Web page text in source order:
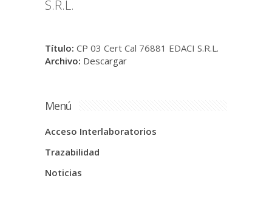
S.R.L.
Título: CP 03 Cert Cal 76881 EDACI S.R.L.
Archivo: Descargar
Menú
Acceso Interlaboratorios
Trazabilidad
Noticias